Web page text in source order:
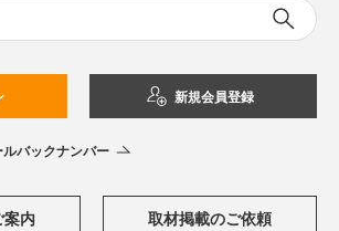
新規会員登録
ルバックナンバー
案内 取材掲載のご依頼